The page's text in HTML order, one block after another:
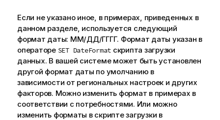
Если не указано иное, в примерах, приведенных в
данном разделе, используется следующий
формат даты: ММ/ДД/ГГГГ. Формат даты указан в
операторе SET DateFormat скрипта загрузки
данных. В вашей системе может быть установлен
другой формат даты по умолчанию в
зависимости от региональных настроек и других
факторов. Можно изменить формат в примерах в
соответствии с потребностями. Или можно
изменить форматы в скрипте загрузки в